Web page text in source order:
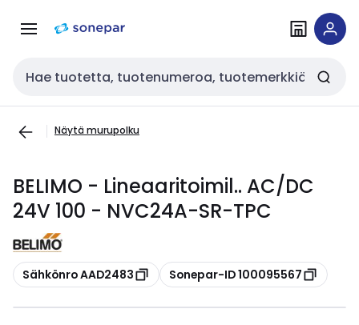
navigointiinsisältöön
Haku
Näytä murupolku
BELIMO - Lineaaritoimil.. AC/DC
24V 100 - NVC24A-SR-TPC
Kopioi
Sähkönro AAD2483 Kopioi
Sonepar-ID 100095567